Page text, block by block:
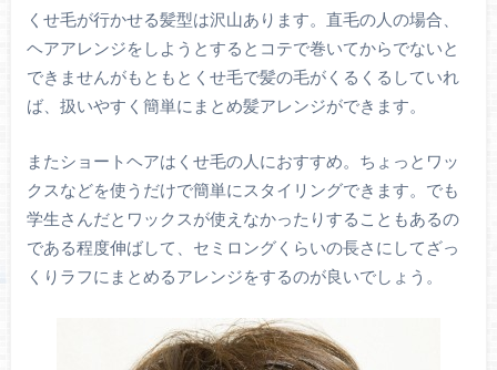
くせ毛が行かせる髪型は沢山あります。直毛の人の場合、
ヘアアレンジをしようとするとコテで巻いてからでないと
できませんがもともとくせ毛で髪の毛がくるくるしていれ
ば、扱いやすく簡単にまとめ髪アレンジができます。
またショートヘアはくせ毛の人におすすめ。ちょっとワッ
クスなどを使うだけで簡単にスタイリングできます。でも
学生さんだとワックスが使えなかったりすることもあるの
である程度伸ばして、セミロングくらいの長さにしてざっ
くりラフにまとめるアレンジをするのが良いでしょう。